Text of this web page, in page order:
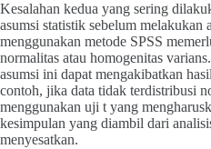
Kesalahan kedua yang sering
asumsi statistik sebelum melakukan
menggunakan metode SPSS
normalitas atau homogenitas
asumsi ini dapat mengakibatkan
contoh, jika data tidak terdistribusi
menggunakan uji t yang
kesimpulan yang diambil dari
menyesatkan.